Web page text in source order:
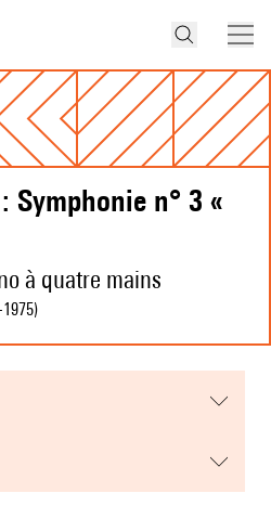
Symphonie n° 3 «
à quatre mains
)